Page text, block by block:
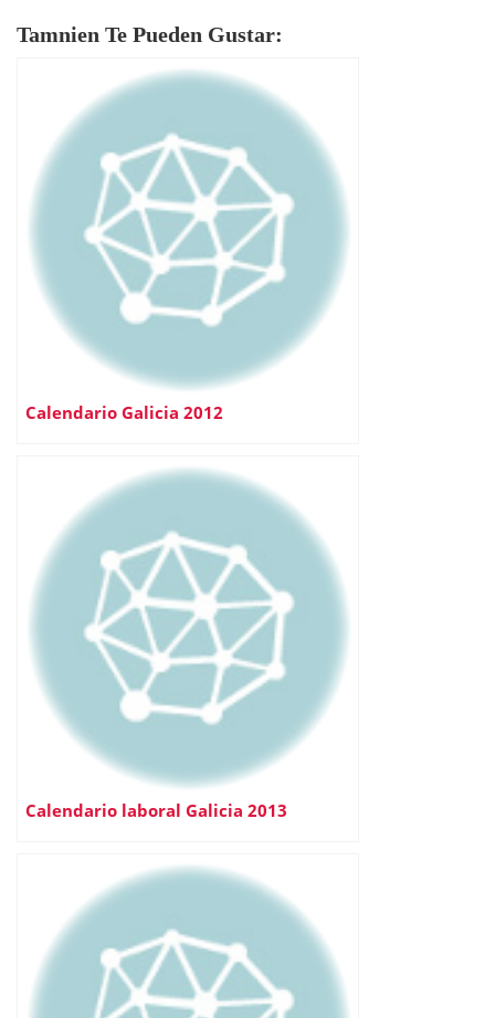
Tamnien Te Pueden Gustar:
Calendario Galicia 2012
Calendario laboral Galicia 2013